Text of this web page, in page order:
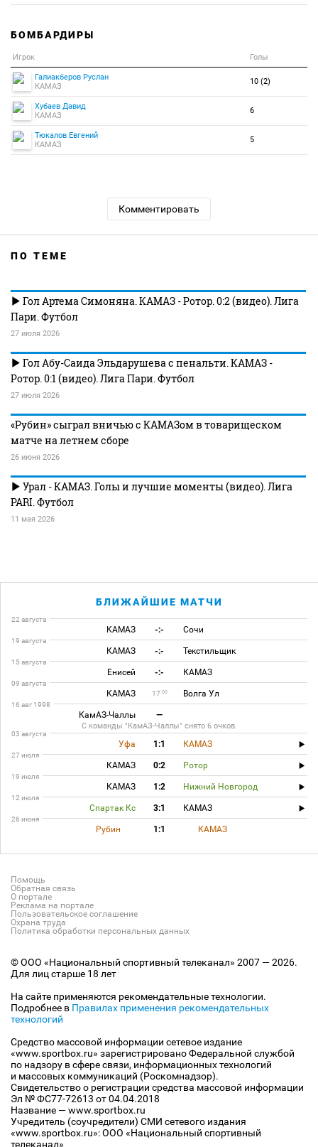
БОМБАРДИРЫ
Игрок Голы
Галиакберов Руслан
КАМАЗ
10 (2)
Хубаев Давид
КАМАЗ
6
Тюкалов Евгений
КАМАЗ
5
Комментировать
ПО ТЕМЕ
Гол Артема Симоняна. КАМАЗ - Ротор. 0:2 (видео). Лига
Пари. Футбол
27 июля 2026
Гол Абу-Саида Эльдарушева с пенальти. КАМАЗ -
Ротор. 0:1 (видео). Лига Пари. Футбол
27 июля 2026
«Рубин» сыграл вничью с КАМАЗом в товарищеском
матче на летнем сборе
26 июня 2026
Урал - КАМАЗ. Голы и лучшие моменты (видео). Лига
PARI. Футбол
11 мая 2026
БЛИЖАЙШИЕ МАТЧИ
22 августа
КАМАЗ -:- Сочи
19 августа
КАМАЗ -:- Текстильщик
15 августа
Енисей -:- КАМАЗ
09 августа
КАМАЗ 17 00 Волга Ул
16 авг 1998
КамАЗ-Чаллы —
С команды "КамАЗ-Чаллы" снято 6 очков.
03 августа
Уфа 1:1 КАМАЗ
27 июля
КАМАЗ 0:2 Ротор
19 июля
КАМАЗ 1:2 Нижний Новгород
12 июля
Спартак Кс 3:1 КАМАЗ
26 июня
Рубин 1:1 КАМАЗ
Помощь
Обратная связь
О портале
Реклама на портале
Пользовательское соглашение
Охрана труда
Политика обработки персональных данных
© ООО «Национальный спортивный телеканал» 2007 — 2026.
Для лиц старше 18 лет
На сайте применяются рекомендательные технологии.
Подробнее в Правилах применения рекомендательных
технологий
Средство массовой информации сетевое издание
«www.sportbox.ru» зарегистрировано Федеральной службой
по надзору в сфере связи, информационных технологий
и массовых коммуникаций (Роскомнадзор).
Свидетельство о регистрации средства массовой информации
Эл № ФС77-72613 от 04.04.2018
Название — www.sportbox.ru
Учредитель (соучредители) СМИ сетевого издания
«www.sportbox.ru»: ООО «Национальный спортивный
телеканал»